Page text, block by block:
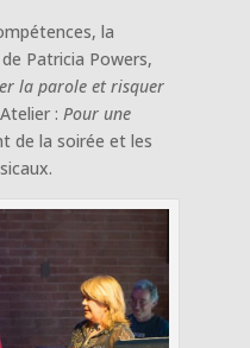
la
Patricia Powers,
la parole et risquer
: Pour une
de la soirée et les